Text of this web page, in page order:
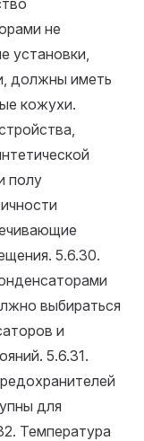
не
установки,
должны иметь
кожухи.
полу
5.6.30.
выбираться
и
5.6.31.
для
Температура